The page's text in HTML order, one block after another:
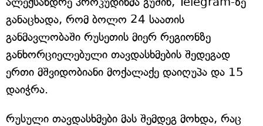
განაცხადა, რომ ბოლო 24 საათის
განმავლობაში რუსეთის მიერ რეგიონზე
განხორციელებული თავდასხმების შედეგად
ერთი მშვიდობიანი მოქალაქე დაიღუპა და 15
დაიჭრა.
რუსული თავდასხმები მას შემდეგ მოხდა, რაც